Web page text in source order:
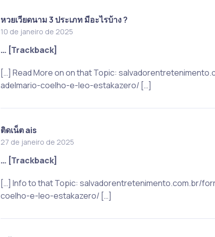
หวยเวียดนาม 3 ประเภท มีอะไรบ้าง ?
10 de janeiro de 2025
… [Trackback]
[…] Read More on on that Topic:
adelmario-coelho-e-leo-estakazero/ […]
ติดเน็ต ais
27 de janeiro de 2025
… [Trackback]
[…] Info to that Topic: salvadorentretenimento.com.br/
coelho-e-leo-estakazero/ […]